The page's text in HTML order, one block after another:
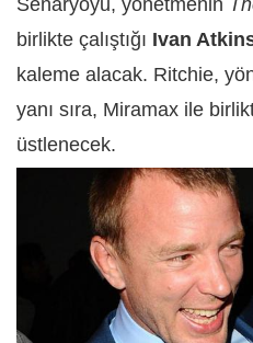
Senaryoyu, yönetmenin
birlikte çalıştığı Ivan
kaleme alacak. Ritchie,
yanı sıra, Miramax ile
üstlenecek.